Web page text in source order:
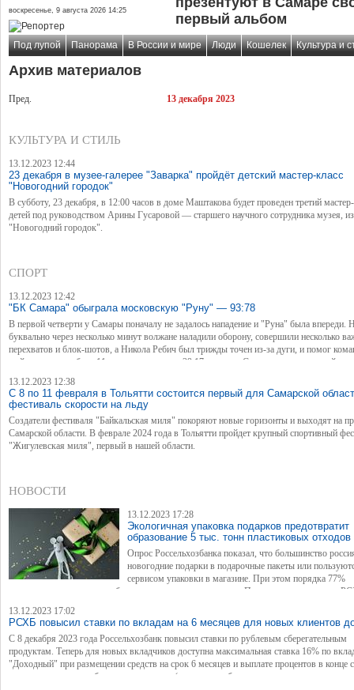
воскресенье, 9 августа 2026 14:25
первый альбом
Под лупой Панорама В России и мире Люди Кошелек Культура и
Архив материалов
Пред. 13 декабря 2023
КУЛЬТУРА И СТИЛЬ
13.12.2023 12:44
23 декабря в музее-галерее "Заварка" пройдёт детский мастер-класс
"Новогодний городок"
В субботу, 23 декабря, в 12:00 часов в доме Маштакова будет проведен третий
детей под руководством Арины Гусаровой — старшего научного сотрудника музея,
"Новогодний городок".
СПОРТ
13.12.2023 12:42
"БК Самара" обыграла московскую "Руну" — 93:78
В первой четверти у Самары поначалу не задалось нападение и "Руна" была впереди.
буквально через несколько минут волжане наладили оборону, совершили несколько
перехватов и блок-шотов, а Никола Ребич был трижды точен из-за дуги, и помог
выйти вперед, набрав 11 очков за четверть. 29:17 в пользу Самары — итог первой
13.12.2023 12:38
С 8 по 11 февраля в Тольятти состоится первый для Самарской
фестиваль скорости на льду
Создатели фестиваля "Байкальская миля" покоряют новые горизонты и выходят на
Самарской области. В феврале 2024 года в Тольятти пройдет крупный спортивный
"Жигулевская миля", первый в нашей области.
НОВОСТИ
13.12.2023 17:28
Экологичная упаковка подарков предотвратит
образование 5 тыс. тонн пластиковых отходов
Опрос Россельхозбанка показал, что большинство
новогодние подарки в подарочные пакеты или
сервисом упаковки в магазине. При этом порядка 77%
опрошенных стараются выбирать для этого экоматериалы. По оценкам аналитиков
тонн пластиковых отходов за новогодние праздники.
13.12.2023 17:02
РСХБ повысил ставки по вкладам на 6 месяцев для новых клиентов
С 8 декабря 2023 года Россельхозбанк повысил ставки по рублевым сберегательным
продуктам. Теперь для новых вкладчиков доступна максимальная ставка 16% по
"Доходный" при размещении средств на срок 6 месяцев и выплате процентов в конце
зависимости от способа открытия вклада (в отделении банка или через